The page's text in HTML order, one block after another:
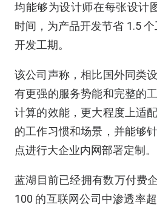
均能够为设计师在每张设计
时间，为产品开发节省 1.5
开发工期。
该公司声称，相比国外同类
有更强的服务势能和完整的
计算的效能，更大程度上适
的工作习惯和场景，并能够
点进行大企业内网部署定制。
蓝湖目前已经拥有数万付费
100 的互联网公司中渗透率